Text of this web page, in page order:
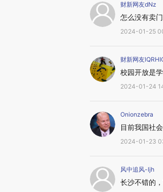
财新网友dNz
怎么没有卖
2024-01-25
财新网友
校园开放是
2024-01-24
Onionzebra
目前我国社
2024-01-23
风中追风-ljh
长沙不错的